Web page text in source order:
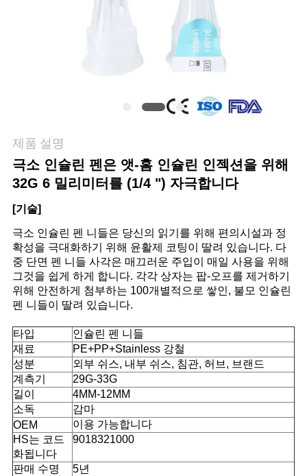
주
세
요
뉴
스
경
우
사
이
트
제품 설명
극소 인슐린 펜은 앳-홈 인슐린 인젝션을 위해
32G 6 밀리미터를 (1/4 ") 자극합니다
[기술]
극소 인슐린 펜 니들은 당신의 읽기를 위해 편의시설과 정
확성을 극대화하기 위해 윤활제 코팅이 딸려 있습니다. 다
중 단면 펜 니들 사각은 매끄러운 주입이 매일 사용을 위해
그것을 쉽게 하게 합니다. 각각 상자는 팝-오프를 제거하기
위해 안전하게 첨부하는 100개별적으로 쌓인, 불모 인슐린
펜 니들이 딸려 있습니다.
타입
인슐린 펜 니들
재료
PE+PP+Stainless 강철
성분
외부 쉬스, 내부 쉬스, 침관, 허브, 브랜드
계측기
29G-33G
길이
4MM-12MM
소독
감마
OEM
이용 가능합니다
HS는 코드
화됩니다
9018321000
판매 수명
5년